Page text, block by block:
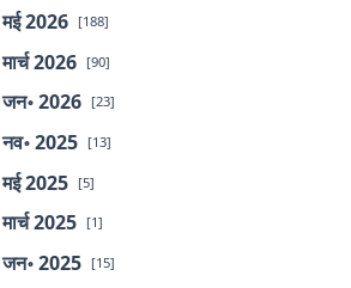
मई 2026 [188]
मार्च 2026 [90]
जन॰ 2026 [23]
नव॰ 2025 [13]
मई 2025 [5]
मार्च 2025 [1]
जन॰ 2025 [15]